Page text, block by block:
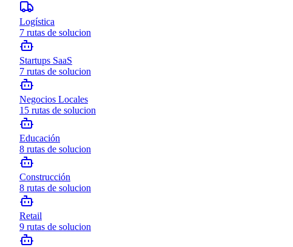
Logística
7 rutas de solucion
Startups SaaS
7 rutas de solucion
Negocios Locales
15 rutas de solucion
Educación
8 rutas de solucion
Construcción
8 rutas de solucion
Retail
9 rutas de solucion